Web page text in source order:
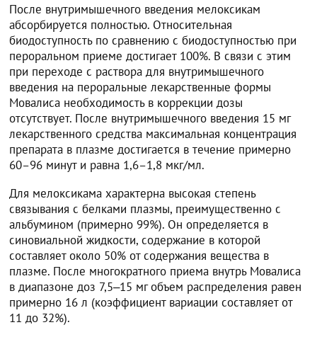
После внутримышечного введения мелоксикам
абсорбируется полностью. Относительная
биодоступность по сравнению с биодоступностью при
пероральном приеме достигает 100%. В связи с этим
при переходе с раствора для внутримышечного
введения на пероральные лекарственные формы
Мовалиса необходимость в коррекции дозы
отсутствует. После внутримышечного введения 15 мг
лекарственного средства максимальная концентрация
препарата в плазме достигается в течение примерно
60–96 минут и равна 1,6–1,8 мкг/мл.
Для мелоксикама характерна высокая степень
связывания с белками плазмы, преимущественно с
альбумином (примерно 99%). Он определяется в
синовиальной жидкости, содержание в которой
составляет около 50% от содержания вещества в
плазме. После многократного приема внутрь Мовалиса
в диапазоне доз 7,5‒15 мг объем распределения равен
примерно 16 л (коэффициент вариации составляет от
11 до 32%).